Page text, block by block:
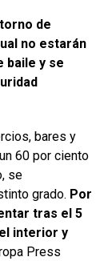
de
no estarán
baile y se
bares y
60 por ciento
se
grado. Por
tras el 5
interior y
Press